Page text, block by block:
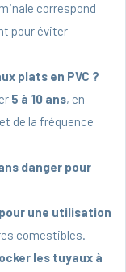
correspond
pour éviter
plats en PVC ?
5 à 10 ans, en
de la fréquence
danger pour
une utilisation
comestibles.
les tuyaux à